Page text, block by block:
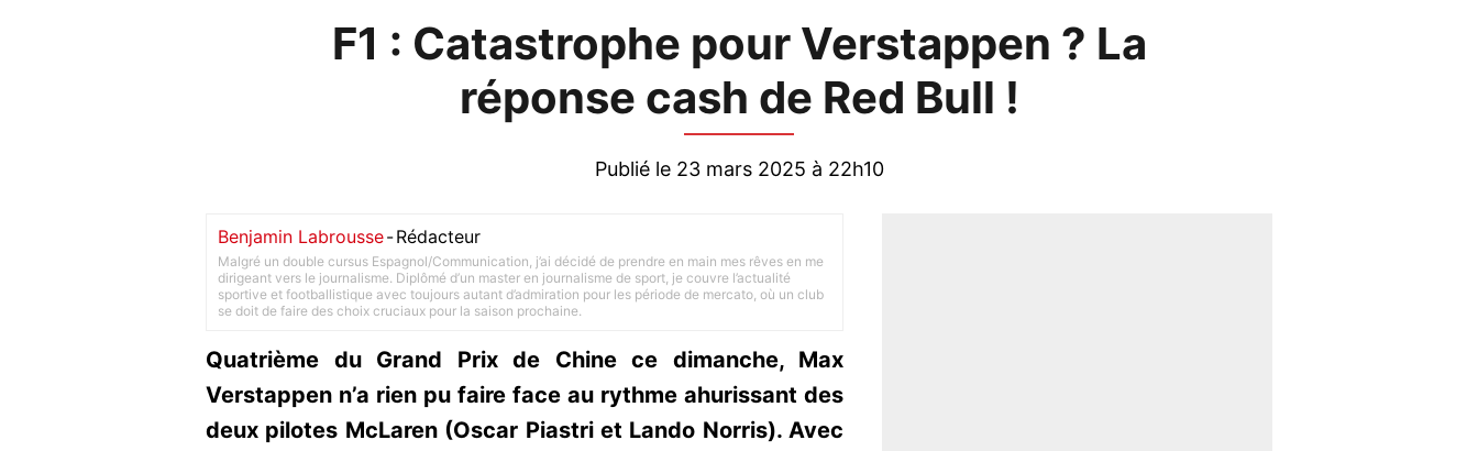
F1 : Catastrophe pour Verstappen ? La
réponse cash de Red Bull !
Publié le 23 mars 2025 à 22h10
Benjamin Labrousse-Rédacteur
Malgré un double cursus Espagnol/Communication, j’ai décidé de prendre en main mes rêves en me
dirigeant vers le journalisme. Diplômé d’un master en journalisme de sport, je couvre l’actualité
sportive et footballistique avec toujours autant d’admiration pour les période de mercato, où un club
se doit de faire des choix cruciaux pour la saison prochaine.
Quatrième du Grand Prix de Chine ce dimanche, Max
Verstappen n’a rien pu faire face au rythme ahurissant des
deux pilotes McLaren (Oscar Piastri et Lando Norris). Avec